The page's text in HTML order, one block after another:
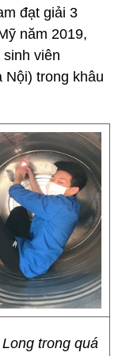
đạt giải 3
năm 2019,
viên
trong khâu
trong quá